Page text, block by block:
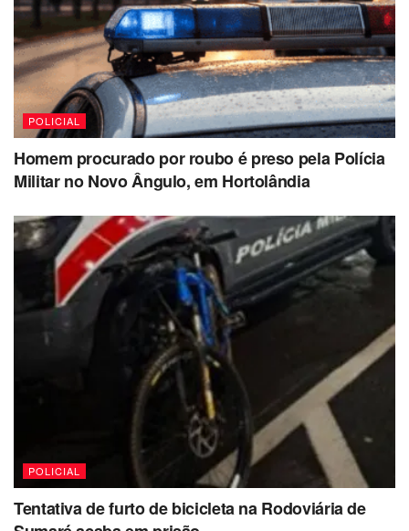
POLICIAL
Homem procurado por roubo é preso pela Polícia
Militar no Novo Ângulo, em Hortolândia
POLICIAL
Tentativa de furto de bicicleta na Rodoviária de